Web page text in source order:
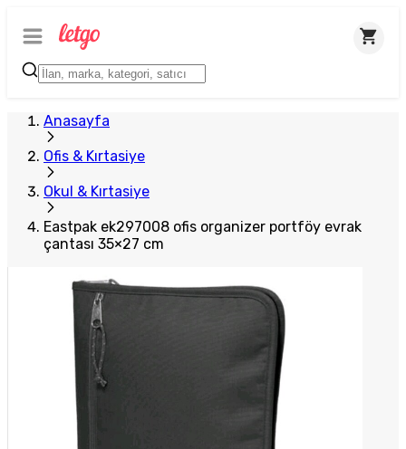
Anasayfa
Ofis & Kırtasiye
Okul & Kırtasiye
Eastpak ek297008 ofis organizer portföy evrak
çantası 35×27 cm
Plus Satıcı